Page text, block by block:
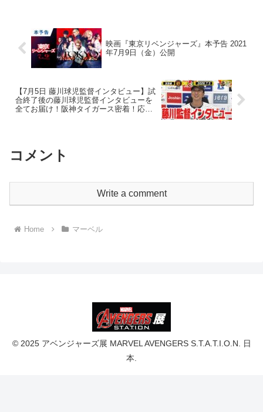
映画『東京リベンジャーズ』本予告 2021
年7月9日（金）公開
【7月5日 藤川球児監督インタビュー】試
合終了後の藤川球児監督インタビューを
全てお届け！阪神タイガース密着！応援
コメント
Write a comment
Home マーベル
© 2025 アベンジャーズ展 MARVEL AVENGERS S.T.A.T.I.O.N. 日
本.